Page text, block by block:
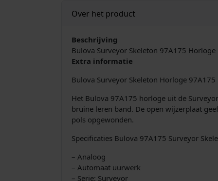
Over het product
Beschrijving
Bulova Surveyor Skeleton 97A175 Horloge
Extra informatie
Bulova Surveyor Skeleton Horloge
Het Bulova 97A175 horloge uit de
bruine leren band. De open wijzerplaat
pols opgewonden.
Specificaties Bulova 97A175 Surveyor
– Analoog
– Automaat uurwerk
– Serie: Surveyor